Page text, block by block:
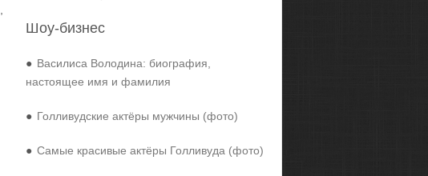
Шоу-бизнес
● Василиса Володина: биография,
настоящее имя и фамилия
● Голливудские актёры мужчины (фото)
● Самые красивые актёры Голливуда (фото)